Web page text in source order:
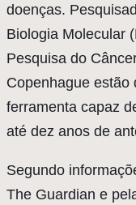
doenças.
Biologia Molecular
Pesquisa do
Copenhague estão
ferramenta capaz
até dez anos de
Segundo
The Guardian e